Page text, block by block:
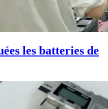
les batteries de